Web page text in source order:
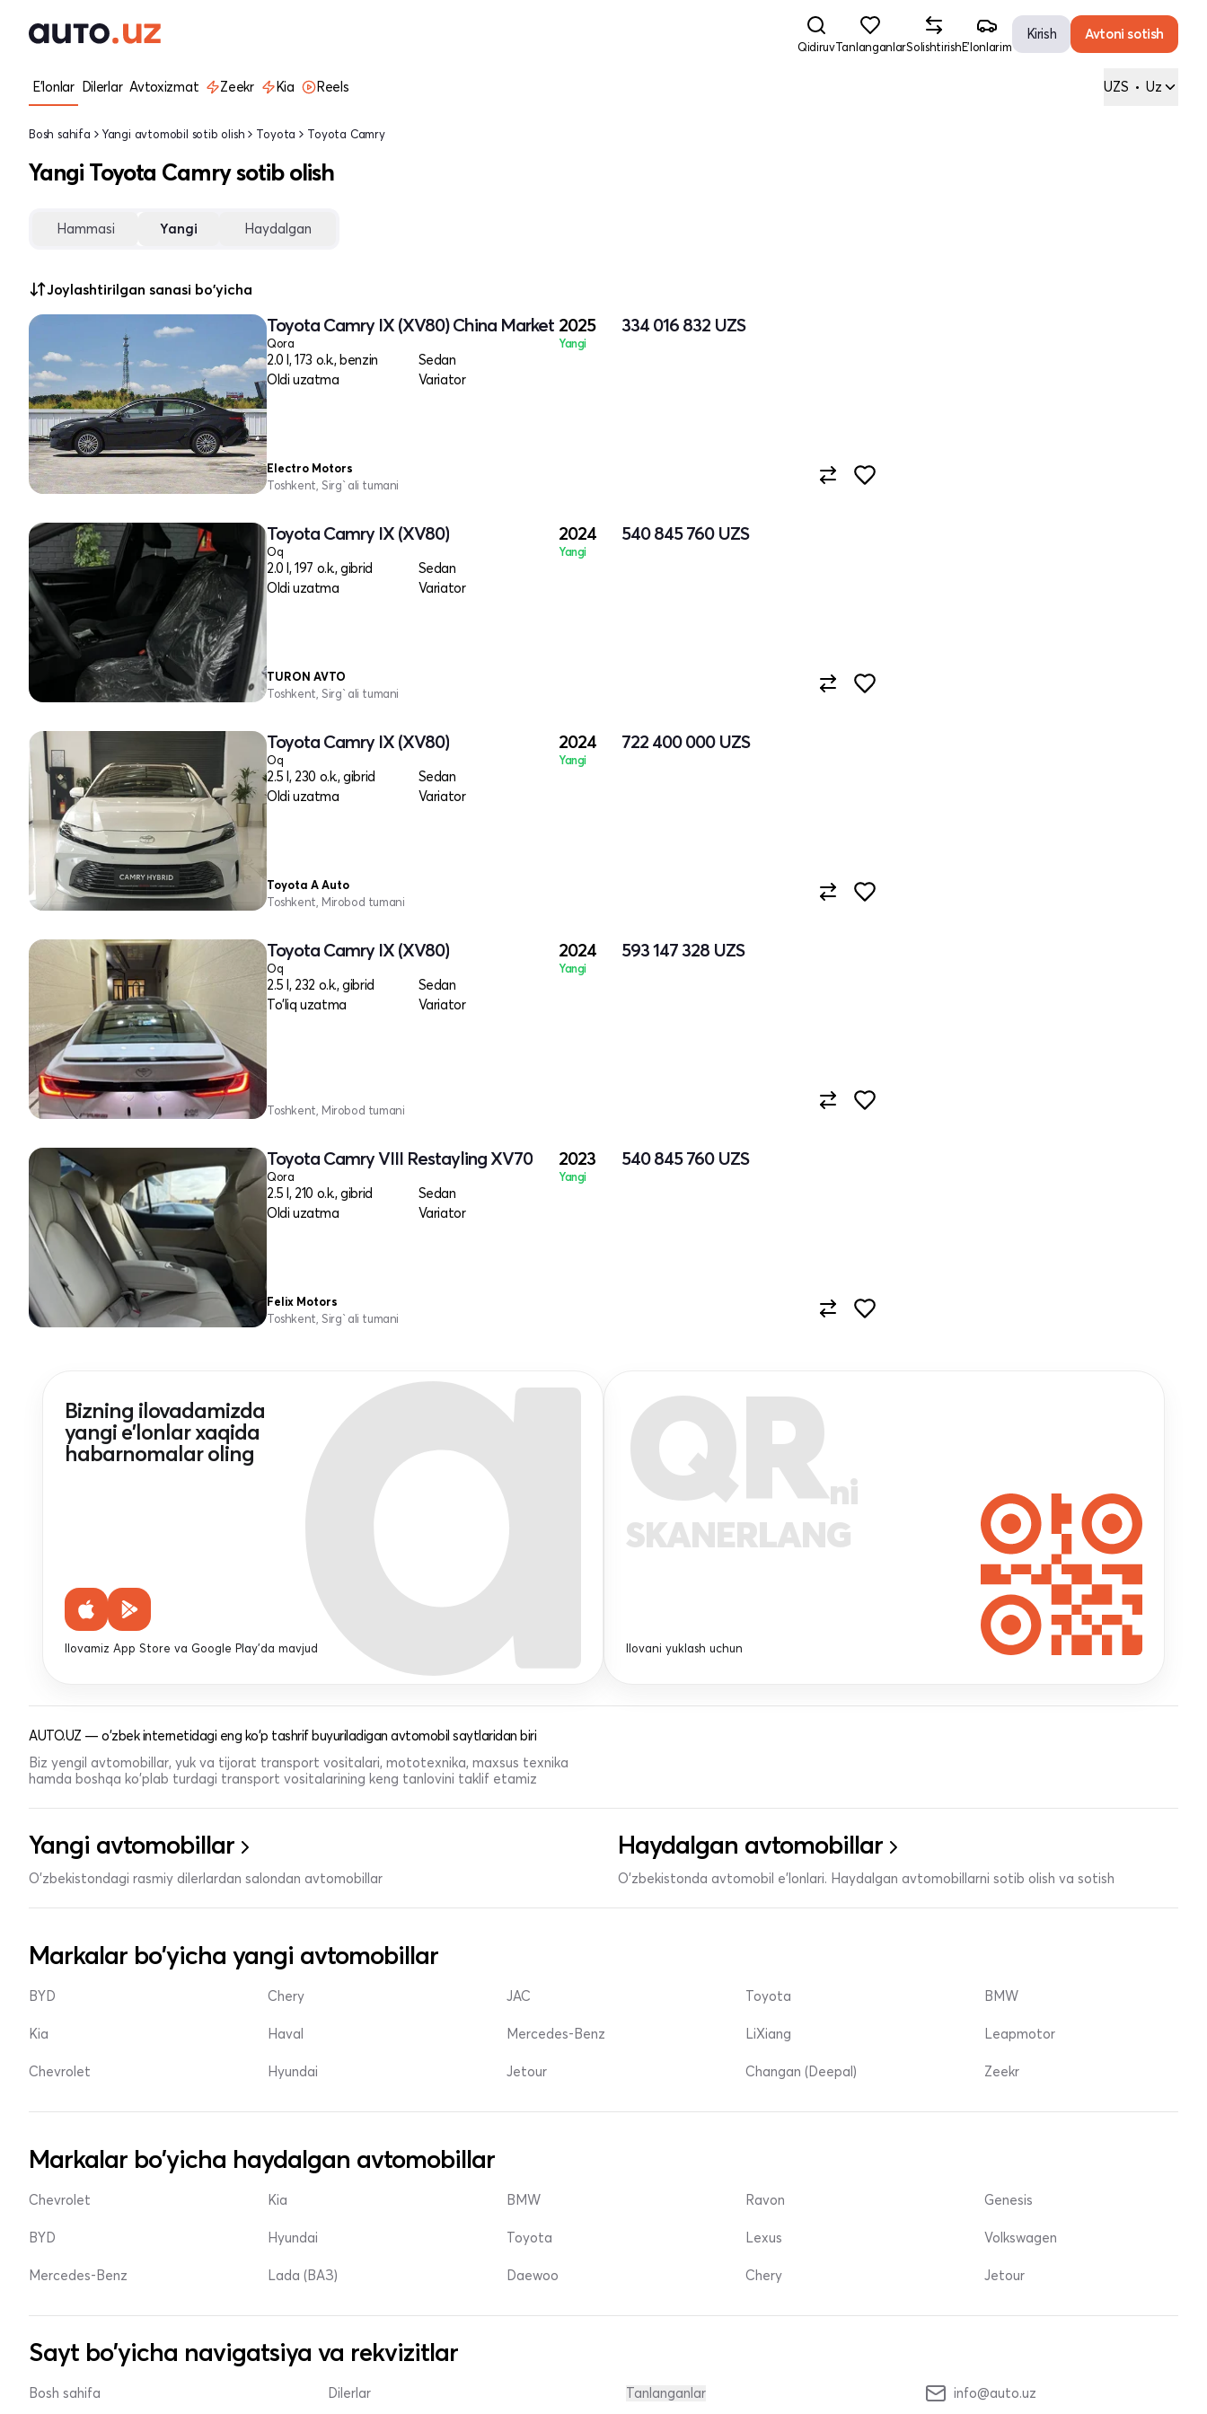
QidiruvTanlanganlarSolishtirishE'lonlarim
Kirish Avtoni sotish
E'lonlar Dilerlar Avtoxizmat Zeekr Kia Reels UZS • Uz
Bosh sahifa Yangi avtomobil sotib olish Toyota Toyota Camry
Yangi Toyota Camry sotib olish
Hammasi Yangi Haydalgan
Joylashtirilgan sanasi bo'yicha
Toyota Camry IX (XV80) China Market
Qora
2.0 l, 173 o.k., benzin
Sedan
Oldi uzatma
Variator
2025
Yangi
334 016 832 UZS
Electro Motors
Toshkent, Sirg`ali tumani
Toyota Camry IX (XV80)
Oq
2.0 l, 197 o.k., gibrid
Sedan
Oldi uzatma
Variator
2024
Yangi
540 845 760 UZS
TURON AVTO
Toshkent, Sirg`ali tumani
Toyota Camry IX (XV80)
Oq
2.5 l, 230 o.k., gibrid
Sedan
Oldi uzatma
Variator
2024
Yangi
722 400 000 UZS
Toyota A Auto
Toshkent, Mirobod tumani
Toyota Camry IX (XV80)
Oq
2.5 l, 232 o.k., gibrid
Sedan
To'liq uzatma
Variator
2024
Yangi
593 147 328 UZS
Toshkent, Mirobod tumani
Toyota Camry VIII Restayling XV70
Qora
2.5 l, 210 o.k., gibrid
Sedan
Oldi uzatma
Variator
2023
Yangi
540 845 760 UZS
Felix Motors
Toshkent, Sirg`ali tumani
Bizning ilovadamizda
yangi e'lonlar xaqida
habarnomalar oling
Ilovamiz App Store va Google Play'da mavjud
QRni
SKANERLANG
Ilovani yuklash uchun
AUTO.UZ — o'zbek internetidagi eng ko'p tashrif buyuriladigan avtomobil saytlaridan biri
Biz yengil avtomobillar, yuk va tijorat transport vositalari, mototexnika, maxsus texnika
hamda boshqa ko'plab turdagi transport vositalarining keng tanlovini taklif etamiz
Yangi avtomobillar
O'zbekistondagi rasmiy dilerlardan salondan avtomobillar
Haydalgan avtomobillar
O'zbekistonda avtomobil e’lonlari. Haydalgan avtomobillarni sotib olish va sotish
Markalar bo'yicha yangi avtomobillar
BYD
Kia
Chevrolet
Chery
Haval
Hyundai
JAC
Mercedes-Benz
Jetour
Toyota
LiXiang
Changan (Deepal)
BMW
Leapmotor
Zeekr
Markalar bo'yicha haydalgan avtomobillar
Chevrolet
BYD
Mercedes-Benz
Kia
Hyundai
Lada (ВАЗ)
BMW
Toyota
Daewoo
Ravon
Lexus
Chery
Genesis
Volkswagen
Jetour
Sayt bo'yicha navigatsiya va rekvizitlar
Bosh sahifa Dilerlar Tanlanganlar info@auto.uz